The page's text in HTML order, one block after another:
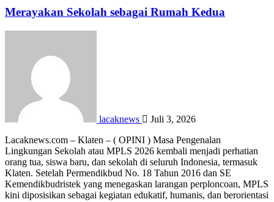
Merayakan Sekolah sebagai Rumah Kedua
lacaknews
Juli 3, 2026
Lacaknews.com – Klaten – ( OPINI ) Masa Pengenalan
Lingkungan Sekolah atau MPLS 2026 kembali menjadi perhatian
orang tua, siswa baru, dan sekolah di seluruh Indonesia, termasuk
Klaten. Setelah Permendikbud No. 18 Tahun 2016 dan SE
Kemendikbudristek yang menegaskan larangan perploncoan, MPLS
kini diposisikan sebagai kegiatan edukatif, humanis, dan berorientasi